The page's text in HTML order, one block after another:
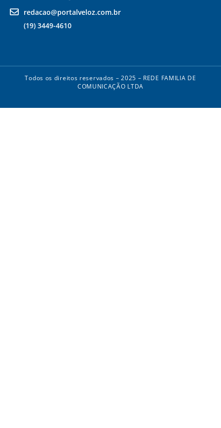
redacao@portalveloz.com.br
(19) 3449-4610
Todos os direitos reservados – 2025 – REDE FAMILIA DE
COMUNICAÇÃO LTDA